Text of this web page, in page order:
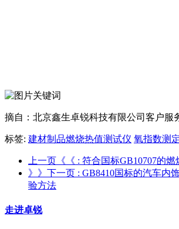
摘自：北京鑫生卓锐科技有限公司客户服
标签: 建材制品燃烧热值测试仪 氧指数测
上一页《《 : 符合国标GB10707的燃
》》下一页 : GB8410国标的汽车内
验方法
走进卓锐